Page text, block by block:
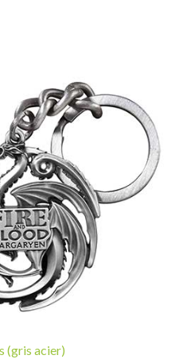
(gris acier)